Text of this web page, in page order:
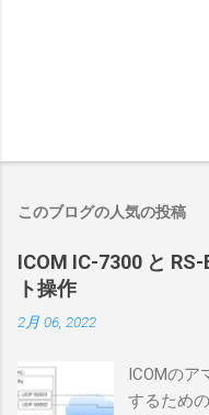
このブログの人気の投稿
ICOM IC-7300 と
ト操作
2月 06, 2022
ICOMの
するため